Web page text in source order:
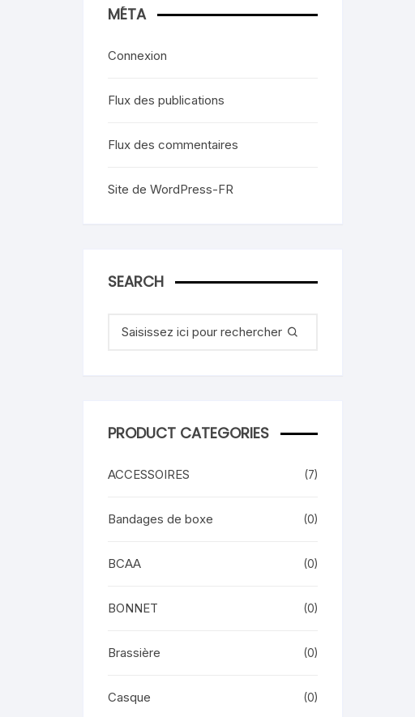
MÉTA
Connexion
Flux des publications
Flux des commentaires
Site de WordPress-FR
SEARCH
pour
PRODUCT CATEGORIES
ACCESSOIRES (7)
Bandages de boxe (0)
BCAA (0)
BONNET (0)
Brassière (0)
Casque (0)